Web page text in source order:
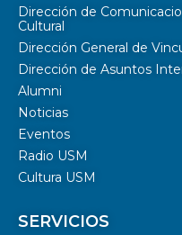
Dirección de
Cultural
Dirección General de
Dirección de Asuntos
Alumni
Noticias
Eventos
Radio USM
Cultura USM
SERVICIOS